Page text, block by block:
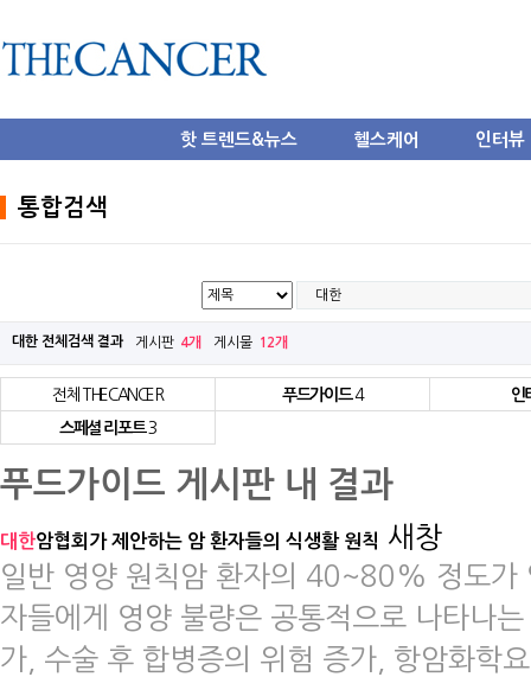
핫 트렌드&뉴스 헬스케어 인터뷰
통합검색
대한 전체검색 결과 게시판 4개 게시물 12개
전체 THECANCER 푸드가이드 4
인
스페셜 리포트 3
푸드가이드 게시판 내 결과
대한암협회가 제안하는 암 환자들의 식생활 원칙
새창
일반 영양 원칙​암 환자의 40~80% 정도가
자들에게 영양 불량은 공통적으로 나타나
가, 수술 후 합병증의 위험 증가, 항암화학